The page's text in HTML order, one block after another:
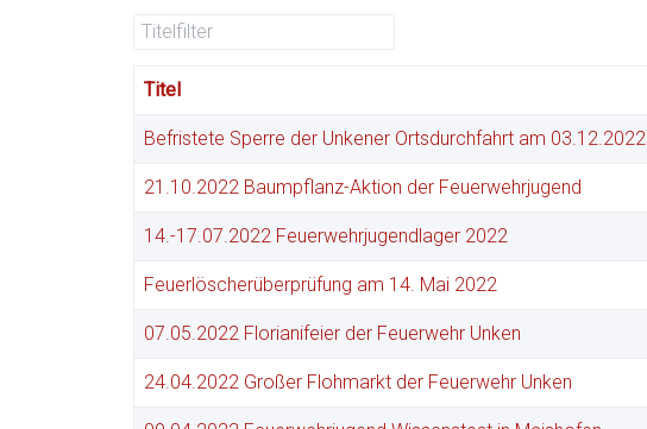
Titelfilter
Titel
Befristete Sperre der Unkener Ortsdurchfahrt am 03.12.2022
21.10.2022 Baumpflanz-Aktion der Feuerwehrjugend
14.-17.07.2022 Feuerwehrjugendlager 2022
Feuerlöscherüberprüfung am 14. Mai 2022
07.05.2022 Florianifeier der Feuerwehr Unken
24.04.2022 Großer Flohmarkt der Feuerwehr Unken